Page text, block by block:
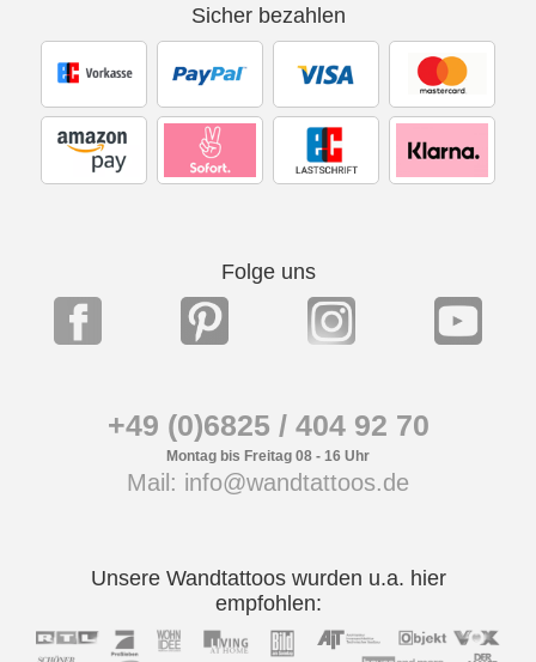
Sicher bezahlen
Folge uns
+49 (0)6825 / 404 92 70
Montag bis Freitag 08 - 16 Uhr
Mail: info@wandtattoos.de
Unsere Wandtattoos wurden u.a. hier
empfohlen: